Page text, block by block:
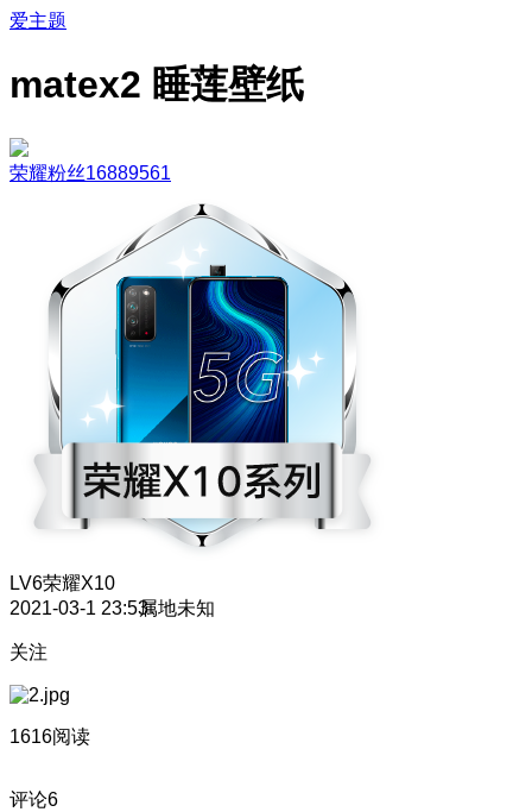
爱主题
matex2 睡莲壁纸
荣耀粉丝16889561
LV6荣耀X10
2021-03-1 23:53属地未知
关注
1616阅读
评论6